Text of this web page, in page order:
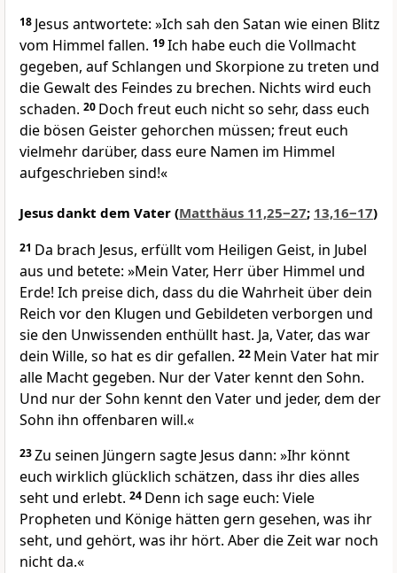
18 Jesus antwortete: »Ich sah den Satan wie einen Blitz
vom Himmel fallen. 19Ich habe euch die Vollmacht
gegeben, auf Schlangen und Skorpione zu treten und
die Gewalt des Feindes zu brechen. Nichts wird euch
schaden. 20 Doch freut euch nicht so sehr, dass euch
die bösen Geister gehorchen müssen; freut euch
vielmehr darüber, dass eure Namen im Himmel
aufgeschrieben sind!«
Jesus dankt dem Vater (Matthäus 11,25‒27; 13,16‒17)
21 Da brach Jesus, erfüllt vom Heiligen Geist, in Jubel
aus und betete: »Mein Vater, Herr über Himmel und
Erde! Ich preise dich, dass du die Wahrheit über dein
Reich vor den Klugen und Gebildeten verborgen und
sie den Unwissenden enthüllt hast. Ja, Vater, das war
dein Wille, so hat es dir gefallen. 22 Mein Vater hat mir
alle Macht gegeben. Nur der Vater kennt den Sohn.
Und nur der Sohn kennt den Vater und jeder, dem der
Sohn ihn offenbaren will.«
23Zu seinen Jüngern sagte Jesus dann: »Ihr könnt
euch wirklich glücklich schätzen, dass ihr dies alles
seht und erlebt. 24 Denn ich sage euch: Viele
Propheten und Könige hätten gern gesehen, was ihr
seht, und gehört, was ihr hört. Aber die Zeit war noch
nicht da.«